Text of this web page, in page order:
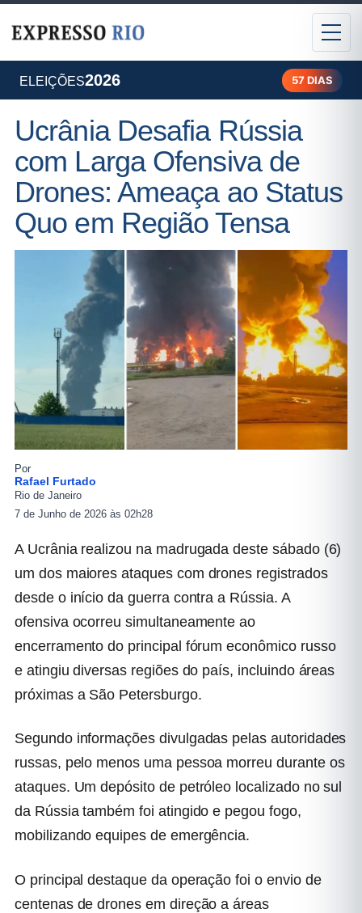
ELEIÇÕES2026 57 DIAS
Ucrânia Desafia Rússia
com Larga Ofensiva de
Drones: Ameaça ao Status
Quo em Região Tensa
Por
Rafael Furtado
Rio de Janeiro
7 de Junho de 2026 às 02h28
A Ucrânia realizou na madrugada deste sábado (6)
um dos maiores ataques com drones registrados
desde o início da guerra contra a Rússia. A
ofensiva ocorreu simultaneamente ao
encerramento do principal fórum econômico russo
e atingiu diversas regiões do país, incluindo áreas
próximas a São Petersburgo.
Segundo informações divulgadas pelas autoridades
russas, pelo menos uma pessoa morreu durante os
ataques. Um depósito de petróleo localizado no sul
da Rússia também foi atingido e pegou fogo,
mobilizando equipes de emergência.
O principal destaque da operação foi o envio de
centenas de drones em direção a áreas